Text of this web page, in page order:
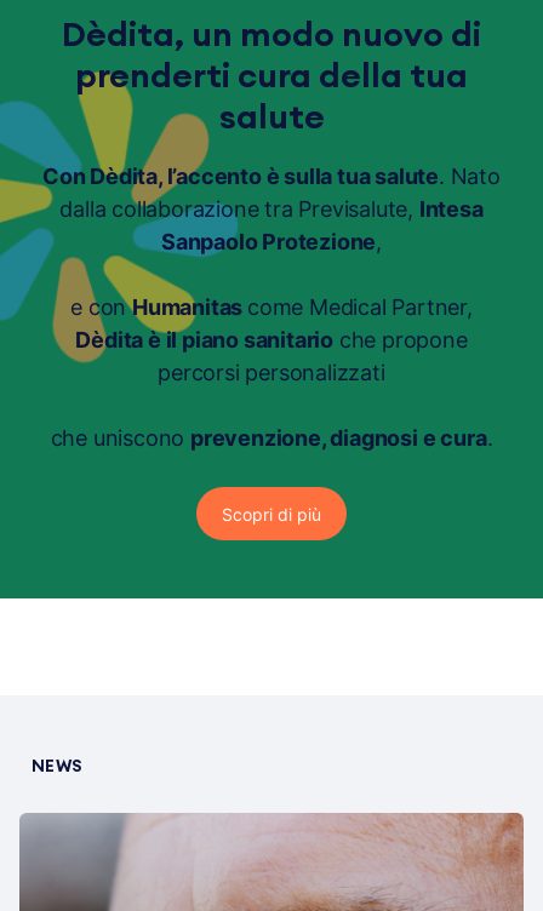
Dèdita, un modo nuovo di
prenderti cura della tua
salute
Con Dèdita, l’accento è sulla tua salute. Nato
dalla collaborazione tra Previsalute, Intesa
Sanpaolo Protezione,
e conHumanitas come Medical Partner,
Dèdita è il piano sanitario che propone
percorsi personalizzati
che uniscono prevenzione, diagnosi e cura.
Scopri di più
NEWS